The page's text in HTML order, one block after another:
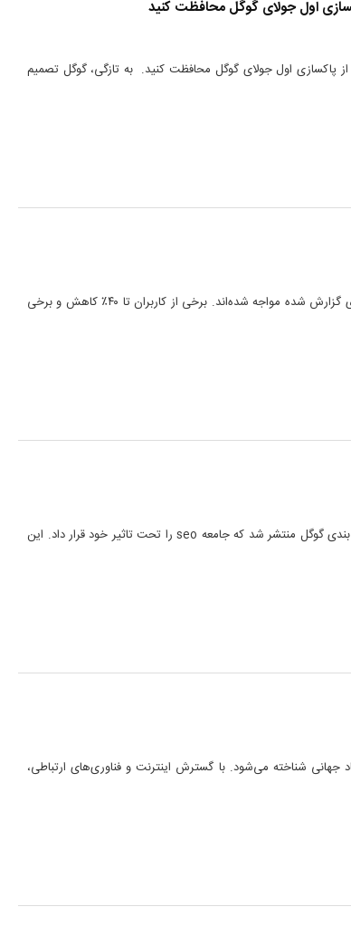
اول جولای گوگل محافظت کنید
از پاکسازی اول جولای گوگل محافظت کنید. به تازگی، گوگل تصمیم
از ۲۷ می ۲۰۲۴ ، کاربران کنسول سرچ جستجوی گوگل با کاهش قابل توجهی در تعداد لینک‌های گزارش شده مواجه شده‌اند. برخی از کاربران تا ۴۰٪ کاهش و برخی
طی روزهای اخیر خبری مبنی بر انتشار اسناد موتور جستجوی گوگل در رابطه با فاکتورهای رتبه بندی گوگل منتشر شد که جامعه seo را تحت تاثیر خود قرار داد. این
جهانی شناخته می‌شود. با گسترش اینترنت و فناوری‌های ارتباطی،